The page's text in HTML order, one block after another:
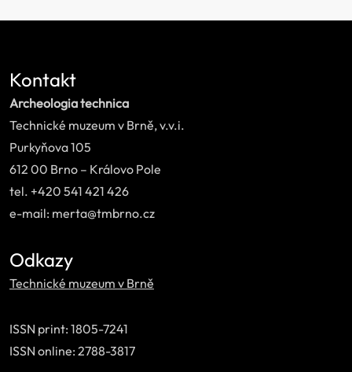
Kontakt
Archeologia technica
Technické muzeum v Brně, v.v.i.
Purkyňova 105
612 00 Brno – Královo Pole
tel. +420 541 421 426
e-mail: merta@tmbrno.cz
Odkazy
Technické muzeum v Brně
ISSN print: 1805-7241
ISSN online: 2788-3817